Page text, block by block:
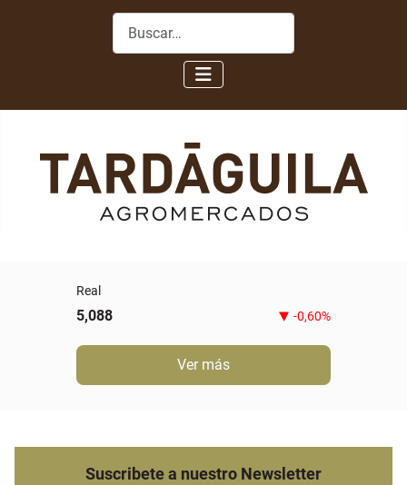
Buscar
Real
5,088 -0,60%
Ver más
Suscribete a nuestro Newsletter